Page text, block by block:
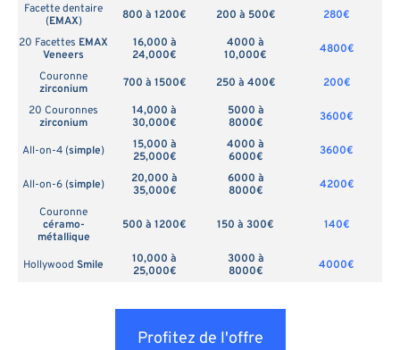
Facette dentaire
(EMAX) 800 à 1200€ 200 à 500€
280€
20 Facettes EMAX
Veneers
16,000 à
24,000€
4000 à
10,000€
4800€
Couronne
zirconium
700 à 1500€ 250 à 400€
200€
20 Couronnes
zirconium
14,000 à
30,000€
5000 à
8000€
3600€
All-on-4 (simple)
15,000 à
25,000€
4000 à
6000€
3600€
All-on-6 (simple)
20,000 à
35,000€
6000 à
8000€
4200€
Couronne
céramo-
métallique
500 à 1200€ 150 à 300€ 140€
Hollywood Smile
10,000 à
25,000€
3000 à
8000€
4000€
Profitez de l'offre